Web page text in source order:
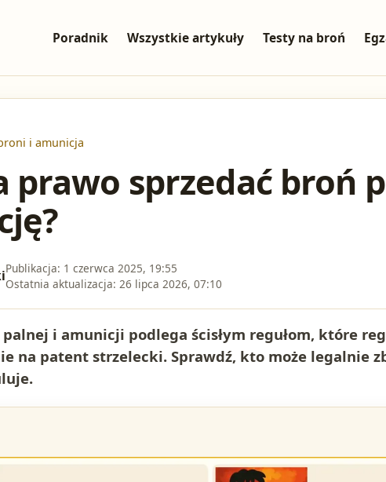
Poradnik Wszystkie artykuły Testy na broń
i amunicja
prawo sprzedać broń
Publikacja: 1 czerwca 2025, 19:55
Ostatnia aktualizacja: 26 lipca 2026, 07:10
palnej i amunicji podlega ścisłym regułom, które
na patent strzelecki. Sprawdź, kto może legalnie